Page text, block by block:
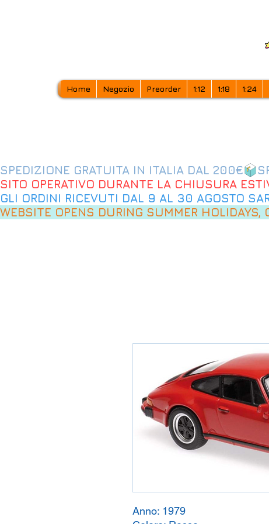
Home Negozio Preorder 1:12 1:18 1:24
SPEDIZIONE GRATUITA IN ITALIA DAL 200€
SITO OPERATIVO DURANTE LA CHIUSURA
GLI ORDINI RICEVUTI DAL 9 AL 30 AGOSTO
WEBSITE OPENS DURING SUMMER
Anno: 1979